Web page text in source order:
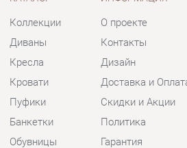
Банкетки
Обувницы
Комплектующие
Политика
Гарантия
Помощь
КОНТАКТЫ